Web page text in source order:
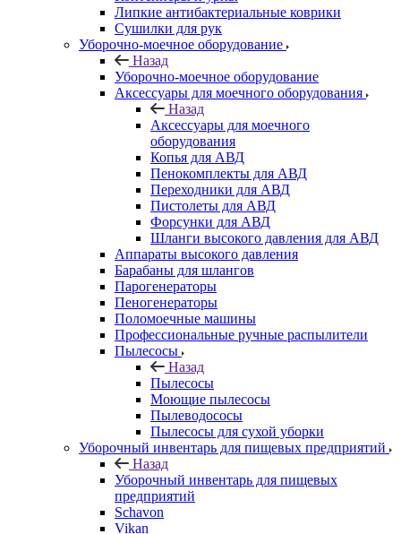
Липкие антибактериальные коврики
Сушилки для рук
Уборочно-моечное оборудование
Назад
Уборочно-моечное оборудование
Аксессуары для моечного оборудования
Назад
Аксессуары для моечного
оборудования
Копья для АВД
Пенокомплекты для АВД
Переходники для АВД
Пистолеты для АВД
Форсунки для АВД
Шланги высокого давления для АВД
Аппараты высокого давления
Барабаны для шлангов
Парогенераторы
Пеногенераторы
Поломоечные машины
Профессиональные ручные распылители
Пылесосы
Назад
Пылесосы
Моющие пылесосы
Пылеводососы
Пылесосы для сухой уборки
Уборочный инвентарь для пищевых предприятий
Назад
Уборочный инвентарь для пищевых
предприятий
Schavon
Vikan